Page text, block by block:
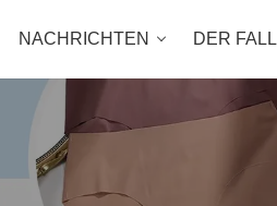
NACHRICHTEN DER FALL